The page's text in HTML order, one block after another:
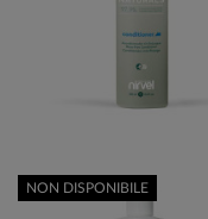
NON DISPONIBILE